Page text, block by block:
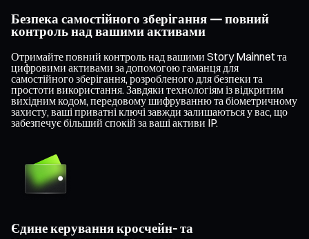
Безпека самостійного зберігання — повний
контроль над вашими активами
Отримайте повний контроль над вашими Story Mainnet та
цифровими активами за допомогою гаманця для
самостійного зберігання, розробленого для безпеки та
простоти використання. Завдяки технологіям із відкритим
вихідним кодом, передовому шифруванню та біометричному
захисту, ваші приватні ключі завжди залишаються у вас, що
забезпечує більший спокій за ваші активи IP.
Єдине керування кросчейн- та